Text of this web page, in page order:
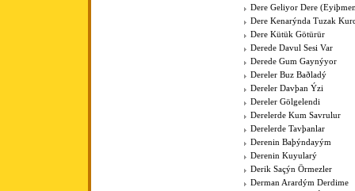
Dere Geliyor Dere
Dere Kenarýnda Tuzak
Dere Kütük Götürür
Derede Davul Sesi Var
Derede Gum Gaynýyor
Dereler Buz Baðladý
Dereler Davþan Ýzi
Dereler Gölgelendi
Derelerde Kum Savrulur
Derelerde Tavþanlar
Derenin Baþýndayým
Derenin Kuyularý
Derik Saçýn Örmezler
Derman Arardým Derdime